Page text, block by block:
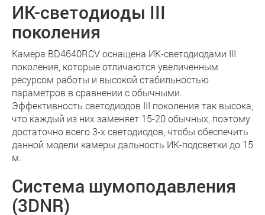
ИК-светодиоды III
поколения
Камера BD4640RCV оснащена ИК-светодиодами III
поколения, которые отличаются увеличенным
ресурсом работы и высокой стабильностью
параметров в сравнении с обычными.
Эффективность светодиодов III поколения так высока,
что каждый из них заменяет 15-20 обычных, поэтому
достаточно всего 3-х светодиодов, чтобы обеспечить
данной модели камеры дальность ИК-подсветки до 15
м.
Система шумоподавления
(3DNR)